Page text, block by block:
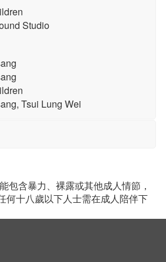
Studio
Tsui Lung Wei
包含暴力、裸露或其他成人情節，
何十八歲以下人士需在成人陪伴下